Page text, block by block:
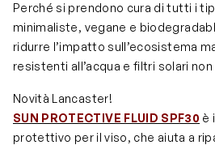
Perché si prendono cura di tutti i
minimaliste, vegane e
ridurre l’impatto sull’ecosistema
resistenti all’acqua e filtri solari
Novità Lancaster!
SUN PROTECTIVE FLUID SPF30 è
protettivo per il viso, che aiuta a